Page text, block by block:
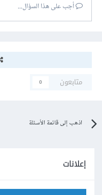
أجب على هذا السؤال...
متابعون
0
اذهب إلى قائمة الأسئلة
إعلانات